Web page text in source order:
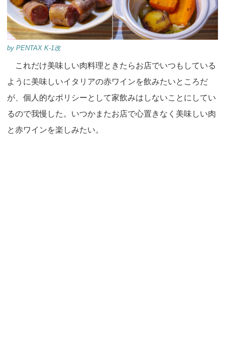
by PENTAX K-1改
これだけ美味しい肉料理ときたらお店でいつもしている
ように美味しいイタリアの赤ワインを飲みたいところだ
が、個人的なポリシーとして家飲みはしないことにしてい
るので我慢した。いつかまたお店で心置きなく美味しい肉
と赤ワインを楽しみたい。